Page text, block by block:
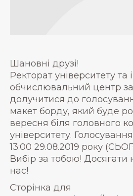
Шановні друзі!
Ректорат університету
обчислювальний центр
долучитися до
макет борду, який буде
вересня біля головного
університету.
13:00 29.08.2019 року
Вибір за тобою!
нас!
Сторінка для